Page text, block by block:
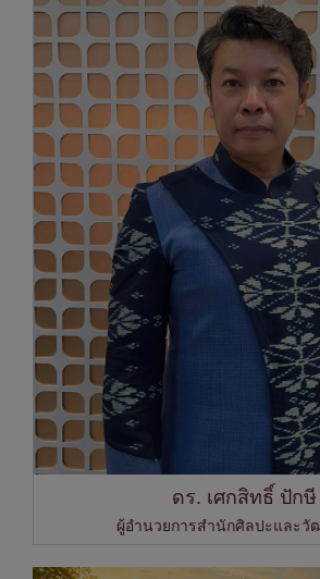
ดร. เศกสิทธิ์ ปักษี
ผู้อำนวยการสำนักศิลปะและวั